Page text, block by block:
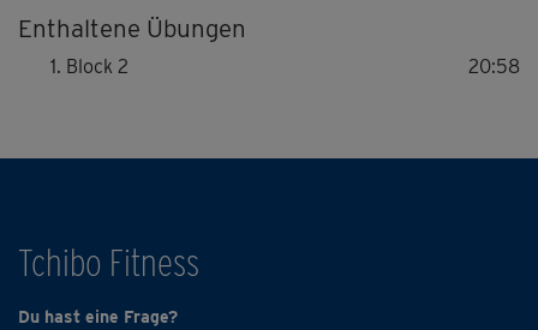
(Falls du keine Kurzhanteln hast, kannst du übrigens auch
zwei kleine Wasserflaschen benutzen.)
Enthaltene Übungen
Block 2 20:58
Tchibo Fitness
Du hast eine Frage?